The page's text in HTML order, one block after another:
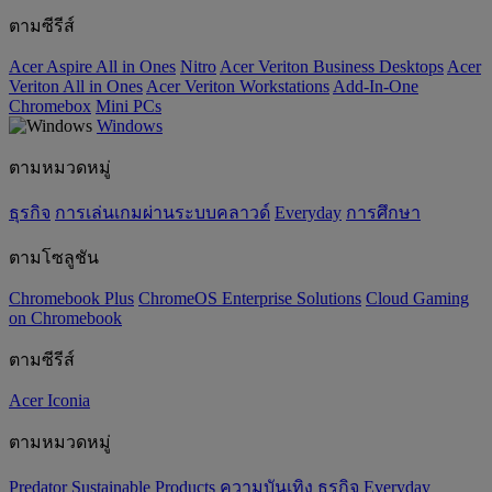
ตามซีรีส์
Acer Aspire All in Ones Nitro Acer Veriton Business Desktops Acer
Veriton All in Ones Acer Veriton Workstations Add-In-One
Chromebox Mini PCs
Windows
ตามหมวดหมู่
ธุรกิจ การเล่นเกมผ่านระบบคลาวด์ Everyday การศึกษา
ตามโซลูชัน
Chromebook Plus ChromeOS Enterprise Solutions Cloud Gaming
on Chromebook
ตามซีรีส์
Acer Iconia
ตามหมวดหมู่
Predator ‌Sustainable Products ความบันเทิง ธุรกิจ Everyday